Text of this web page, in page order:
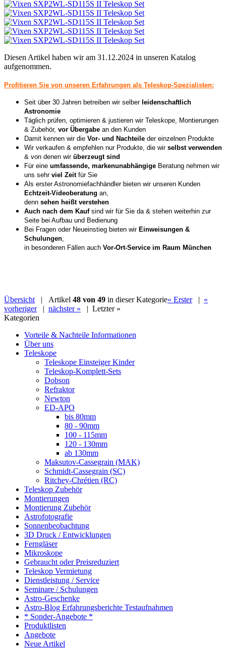
Diesen Artikel haben wir am 31.12.2024 in unseren Katalog
aufgenommen.
Profitieren Sie von unseren Erfahrungen als Teleskop-Spezialisten:
Seit über 30 Jahren betreiben wir selber leidenschaftlich
Astronomie
Täglich prüfen, optimieren & justieren wir Teleskope, Montierungen
& Zubehör, vor Übergabe an den Kunden
Damit kennen wir die Vor- und Nachteile der einzelnen Produkte
Wir verkaufen & empfehlen nur Produkte, die wir selbst verwenden
& von denen wir überzeugt sind
Für eine umfassende, markenunabhängige Beratung nehmen wir
uns sehr viel Zeitfür Sie
Als erster Astronomiefachhändler bieten wir unseren Kunden
Echtzeit-Videoberatung an,
denn sehen heißt verstehen
Auch nach dem Kaufsind wir für Sie da & stehen weiterhin zur
Seite bei Aufbau und Bedienung
Bei Fragen oder Neueinstieg bieten wir Einweisungen &
Schulungen,
in besonderen Fällen auch Vor-Ort-Service im Raum München
Übersicht| Artikel 48 von 49 in dieser Kategorie« Erster| «
vorheriger| nächster »
Letzter »
Kategorien
Vorteile & Nachteile Informationen
Über uns
Teleskope
Teleskope Einsteiger Kinder
Teleskop-Komplett-Sets
Dobson
Refraktor
Newton
ED-APO
bis 80mm
80 - 90mm
100 - 115mm
120 - 130mm
ab 130mm
Maksutov-Cassegrain (MAK)
Schmidt-Cassegrain (SC)
Ritchey-Chrétien (RC)
Teleskop Zubehör
Montierungen
Montierung Zubehör
Astrofotografie
Sonnenbeobachtung
3D Druck / Entwicklungen
Ferngläser
Mikroskope
Gebraucht oder Preisreduziert
Teleskop Vermietung
Dienstleistung / Service
Seminare / Schulungen
Astro-Geschenke
Astro-Blog Erfahrungsberichte Testaufnahmen
* Sonder-Angebote *
Produktlisten
Angebote
Neue Artikel